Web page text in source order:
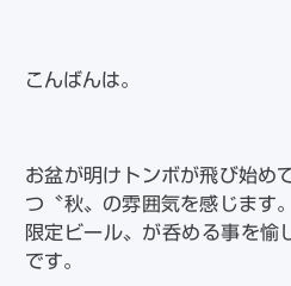
こんばんは。
お盆が明けトンボが飛び始め
つ〝秋〟の雰囲気を感じます
限定ビール〟が呑める事を愉
です。